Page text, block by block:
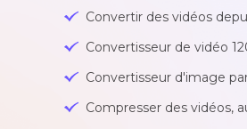
Convertir des vidéos
Convertisseur de vidéo
Convertisseur d'image
Compresser des vidéos,